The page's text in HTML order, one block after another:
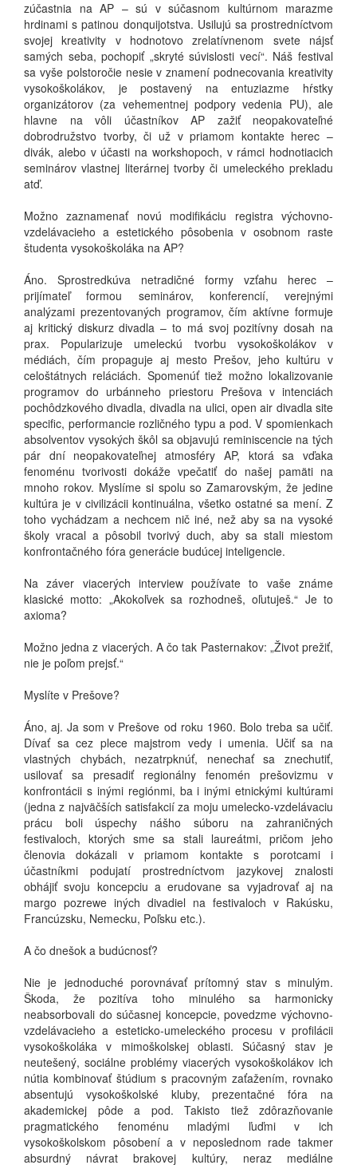
zúčastnia na AP – sú v súčasnom kultúrnom marazme
hrdinami s patinou donquijotstva. Usilujú sa prostredníctvom
svojej kreativity v hodnotovo zrelatívnenom svete nájsť
samých seba, pochopiť „skryté súvislosti vecí“. Náš festival
sa vyše polstoročie nesie v znamení podnecovania kreativity
vysokoškolákov, je postavený na entuziazme hŕstky
organizátorov (za vehementnej podpory vedenia PU), ale
hlavne na vôli účastníkov AP zažiť neopakovateľné
dobrodružstvo tvorby, či už v priamom kontakte herec –
divák, alebo v účasti na workshopoch, v rámci hodnotiacich
seminárov vlastnej literárnej tvorby či umeleckého prekladu
atď.
Možno zaznamenať novú modifikáciu registra výchovno-
vzdelávacieho a estetického pôsobenia v osobnom raste
študenta vysokoškoláka na AP?
Áno. Sprostredkúva netradičné formy vzťahu herec –
prijímateľ formou seminárov, konferencií, verejnými
analýzami prezentovaných programov, čím aktívne formuje
aj kritický diskurz divadla – to má svoj pozitívny dosah na
prax. Popularizuje umeleckú tvorbu vysokoškolákov v
médiách, čím propaguje aj mesto Prešov, jeho kultúru v
celoštátnych reláciách. Spomenúť tiež možno lokalizovanie
programov do urbánneho priestoru Prešova v intenciách
pochôdzkového divadla, divadla na ulici, open air divadla site
specific, performancie rozličného typu a pod. V spomienkach
absolventov vysokých škôl sa objavujú reminiscencie na tých
pár dní neopakovateľnej atmosféry AP, ktorá sa vďaka
fenoménu tvorivosti dokáže vpečatiť do našej pamäti na
mnoho rokov. Myslíme si spolu so Zamarovským, že jedine
kultúra je v civilizácii kontinuálna, všetko ostatné sa mení. Z
toho vychádzam a nechcem nič iné, než aby sa na vysoké
školy vracal a pôsobil tvorivý duch, aby sa stali miestom
konfrontačného fóra generácie budúcej inteligencie.
Na záver viacerých interview používate to vaše známe
klasické motto: „Akokoľvek sa rozhodneš, oľutuješ.“ Je to
axioma?
Možno jedna z viacerých. A čo tak Pasternakov: „Život prežiť,
nie je poľom prejsť.“
Myslíte v Prešove?
Áno, aj. Ja som v Prešove od roku 1960. Bolo treba sa učiť.
Dívať sa cez plece majstrom vedy i umenia. Učiť sa na
vlastných chybách, nezatrpknúť, nenechať sa znechutiť,
usilovať sa presadiť regionálny fenomén prešovizmu v
konfrontácii s inými regiónmi, ba i inými etnickými kultúrami
(jedna z najväčších satisfakcií za moju umelecko-vzdelávaciu
prácu boli úspechy nášho súboru na zahraničných
festivaloch, ktorých sme sa stali laureátmi, pričom jeho
členovia dokázali v priamom kontakte s porotcami i
účastníkmi podujatí prostredníctvom jazykovej znalosti
obhájiť svoju koncepciu a erudovane sa vyjadrovať aj na
margo pozrewe iných divadiel na festivaloch v Rakúsku,
Francúzsku, Nemecku, Poľsku etc.).
A čo dnešok a budúcnosť?
Nie je jednoduché porovnávať prítomný stav s minulým.
Škoda, že pozitíva toho minulého sa harmonicky
neabsorbovali do súčasnej koncepcie, povedzme výchovno-
vzdelávacieho a esteticko-umeleckého procesu v profilácii
vysokoškoláka v mimoškolskej oblasti. Súčasný stav je
neutešený, sociálne problémy viacerých vysokoškolákov ich
nútia kombinovať štúdium s pracovným zaťažením, rovnako
absentujú vysokoškolské kluby, prezentačné fóra na
akademickej pôde a pod. Takisto tiež zdôrazňovanie
pragmatického fenoménu mladými ľuďmi v ich
vysokoškolskom pôsobení a v neposlednom rade takmer
absurdný návrat brakovej kultúry, neraz mediálne